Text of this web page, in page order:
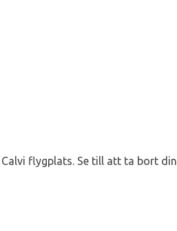
flygplats. Se till att ta bort